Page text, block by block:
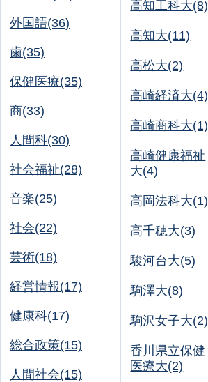
外国語(36)
歯(35)
保健医療(35)
商(33)
人間科(30)
社会福祉(28)
音楽(25)
社会(22)
芸術(18)
経営情報(17)
健康科(17)
総合政策(15)
人間社会(15)
高知工科大(8)
高知大(11)
高松大(2)
高崎経済大(4)
高崎商科大(1)
高崎健康福祉
大(4)
高岡法科大(1)
高千穂大(3)
駿河台大(5)
駒澤大(8)
駒沢女子大(2)
香川県立保健
医療大(2)